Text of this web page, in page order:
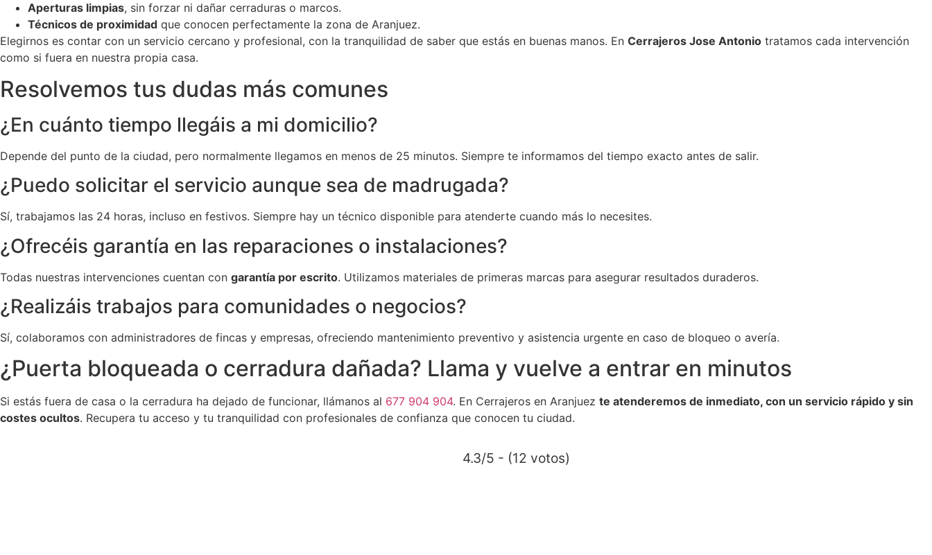
Aperturas limpias, sin forzar ni dañar cerraduras o marcos.
Técnicos de proximidad que conocen perfectamente la zona de Aranjuez.
Elegirnos es contar con un servicio cercano y profesional, con la tranquilidad de saber que estás en buenas manos. En Cerrajeros Jose Antonio tratamos cada intervención
como si fuera en nuestra propia casa.
Resolvemos tus dudas más comunes
¿En cuánto tiempo llegáis a mi domicilio?
Depende del punto de la ciudad, pero normalmente llegamos en menos de 25 minutos. Siempre te informamos del tiempo exacto antes de salir.
¿Puedo solicitar el servicio aunque sea de madrugada?
Sí, trabajamos las 24 horas, incluso en festivos. Siempre hay un técnico disponible para atenderte cuando más lo necesites.
¿Ofrecéis garantía en las reparaciones o instalaciones?
Todas nuestras intervenciones cuentan con garantía por escrito. Utilizamos materiales de primeras marcas para asegurar resultados duraderos.
¿Realizáis trabajos para comunidades o negocios?
Sí, colaboramos con administradores de fincas y empresas, ofreciendo mantenimiento preventivo y asistencia urgente en caso de bloqueo o avería.
¿Puerta bloqueada o cerradura dañada? Llama y vuelve a entrar en minutos
Si estás fuera de casa o la cerradura ha dejado de funcionar, llámanos al 677 904 904. En Cerrajeros en Aranjuez te atenderemos de inmediato, con un servicio rápido y sin
costes ocultos. Recupera tu acceso y tu tranquilidad con profesionales de confianza que conocen tu ciudad.
4.3/5 - (12 votos)